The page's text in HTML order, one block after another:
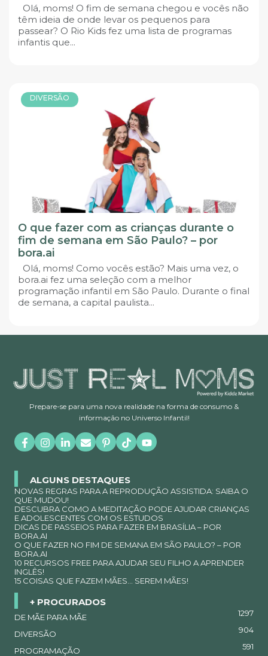
Olá, moms! O fim de semana chegou e vocês não
têm ideia de onde levar os pequenos para
passear? O Rio Kids fez uma lista de programas
infantis que...
DIVERSÃO
O que fazer com as crianças durante o
fim de semana em São Paulo? – por
bora.ai
Olá, moms! Como vocês estão? Mais uma vez, o
bora.ai fez uma seleção com a melhor
programação infantil em São Paulo. Durante o final
de semana, a capital paulista...
Prepare-se para uma nova realidade na forma de consumo &
informação no Universo Infantil!
ALGUNS DESTAQUES
NOVAS REGRAS PARA A REPRODUÇÃO ASSISTIDA: SAIBA O
QUE MUDOU!
DESCUBRA COMO A MEDITAÇÃO PODE AJUDAR CRIANÇAS
E ADOLESCENTES COM OS ESTUDOS
DICAS DE PASSEIOS PARA FAZER EM BRASÍLIA – POR
BORA.AI
O QUE FAZER NO FIM DE SEMANA EM SÃO PAULO? – POR
BORA.AI
10 RECURSOS FREE PARA AJUDAR SEU FILHO A APRENDER
INGLÊS!
15 COISAS QUE FAZEM MÃES… SEREM MÃES!
+ PROCURADOS
DE MÃE PARA MÃE 1297
DIVERSÃO 904
PROGRAMAÇÃO 591